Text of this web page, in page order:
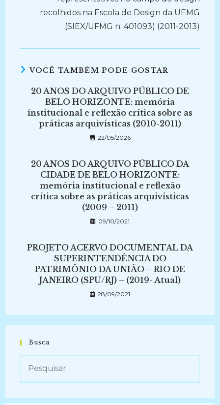
recolhidos na Escola de Design da UEMG
(SIEX/UFMG n. 401093) (2011-2013)
VOCÊ TAMBÉM PODE GOSTAR
20 ANOS DO ARQUIVO PÚBLICO DE
BELO HORIZONTE: memória
institucional e reflexão crítica sobre as
práticas arquivísticas (2010-2011)
22/05/2026
20 ANOS DO ARQUIVO PÚBLICO DA
CIDADE DE BELO HORIZONTE:
memória institucional e reflexão
crítica sobre as práticas arquivísticas
(2009 – 2011)
09/10/2021
PROJETO ACERVO DOCUMENTAL DA
SUPERINTENDÊNCIA DO
PATRIMÔNIO DA UNIÃO – RIO DE
JANEIRO (SPU/RJ) – (2019- Atual)
28/09/2021
Busca